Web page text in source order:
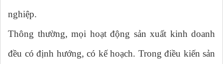
nghiệp.
Thông thường, mọi hoạt động sản xuất kinh doanh
đều có định hướng, có kế hoạch. Trong điều kiến sản